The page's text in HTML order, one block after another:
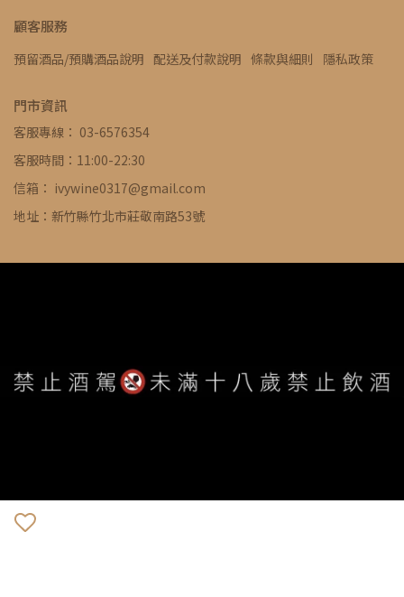
顧客服務
預留酒品/預購酒品說明 配送及付款說明 條款與細則 隱私政策
門市資訊
客服專線： 03-6576354
客服時間：11:00-22:30
信箱： ivywine0317@gmail.com
地址：新竹縣竹北市莊敬南路53號